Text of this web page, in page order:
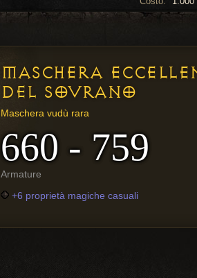
MASCHERA
DEL SOVRANO
Maschera vudù rara
660 - 759
Armature
+6 proprietà magiche casuali